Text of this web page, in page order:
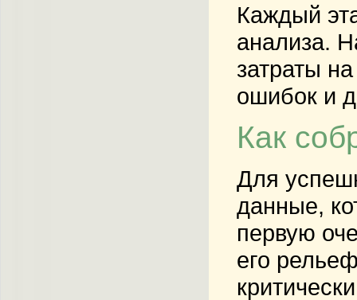
Каждый
анализа.
затраты
ошибок и
Как
Для
данные,
первую
его